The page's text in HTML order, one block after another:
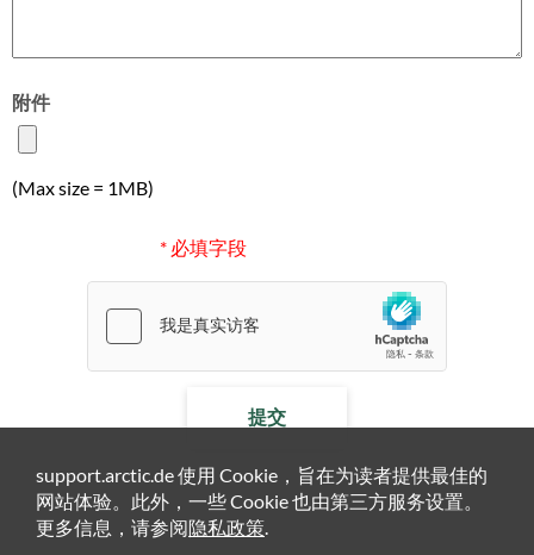
附件
(Max size = 1MB)
* 必填字段
提交
support.arctic.de 使用 Cookie，旨在为读者提供最佳的
网站体验。此外，一些 Cookie 也由第三方服务设置。
更多信息，请参阅隐私政策.